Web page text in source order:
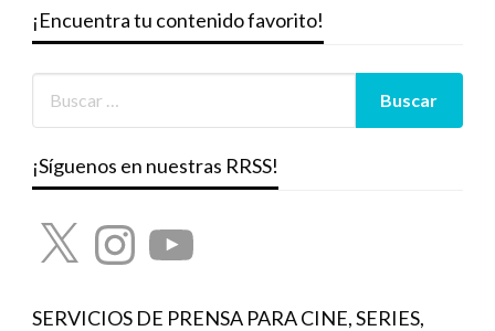
¡Encuentra tu contenido favorito!
¡Síguenos en nuestras RRSS!
X InstagramYouTube
SERVICIOS DE PRENSA PARA CINE, SERIES,